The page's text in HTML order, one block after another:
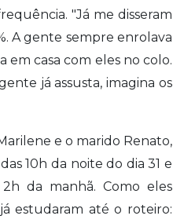
"Já me disseram
A gente sempre enrolava
em casa com eles no colo.
já assusta, imagina os
e o marido Renato,
10h da noite do dia 31 e
da manhã. Como eles
estudaram até o roteiro: